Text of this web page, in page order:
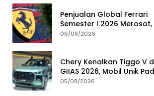
Penjualan Global Ferrari
Semester I 2026 Merosot,
Penyebabnya
06/08/2026
Chery Kenalkan Tiggo V
GIIAS 2026, Mobil Unik
SUV, MPV, dan Double
05/08/2026